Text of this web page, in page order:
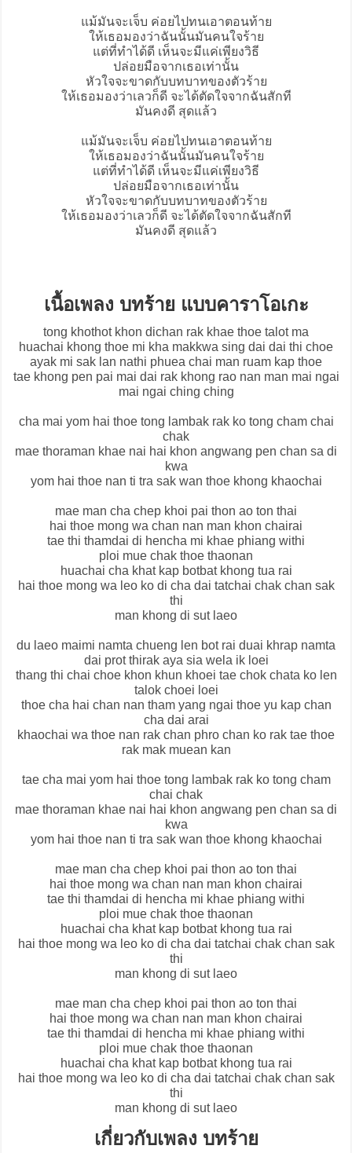
แม้มันจะเจ็บ ค่อยไปทนเอาตอนท้าย
ให้เธอมองว่าฉันนั้นมันคนใจร้าย
แต่ที่ทำได้ดี เห็นจะมีแค่เพียงวิธี
ปล่อยมือจากเธอเท่านั้น
หัวใจจะขาดกับบทบาทของตัวร้าย
ให้เธอมองว่าเลวก็ดี จะได้ตัดใจจากฉันสักที
มันคงดี สุดแล้ว
แม้มันจะเจ็บ ค่อยไปทนเอาตอนท้าย
ให้เธอมองว่าฉันนั้นมันคนใจร้าย
แต่ที่ทำได้ดี เห็นจะมีแค่เพียงวิธี
ปล่อยมือจากเธอเท่านั้น
หัวใจจะขาดกับบทบาทของตัวร้าย
ให้เธอมองว่าเลวก็ดี จะได้ตัดใจจากฉันสักที
มันคงดี สุดแล้ว
เนื้อเพลง บทร้าย แบบคาราโอเกะ
tong khothot khon dichan rak khae thoe talot ma
huachai khong thoe mi kha makkwa sing dai dai thi choe
ayak mi sak lan nathi phuea chai man ruam kap thoe
tae khong pen pai mai dai rak khong rao nan man mai ngai
mai ngai ching ching
cha mai yom hai thoe tong lambak rak ko tong cham chai
chak
mae thoraman khae nai hai khon angwang pen chan sa di
kwa
yom hai thoe nan ti tra sak wan thoe khong khaochai
mae man cha chep khoi pai thon ao ton thai
hai thoe mong wa chan nan man khon chairai
tae thi thamdai di hencha mi khae phiang withi
ploi mue chak thoe thaonan
huachai cha khat kap botbat khong tua rai
hai thoe mong wa leo ko di cha dai tatchai chak chan sak
thi
man khong di sut laeo
du laeo maimi namta chueng len bot rai duai khrap namta
dai prot thirak aya sia wela ik loei
thang thi chai choe khon khun khoei tae chok chata ko len
talok choei loei
thoe cha hai chan nan tham yang ngai thoe yu kap chan
cha dai arai
khaochai wa thoe nan rak chan phro chan ko rak tae thoe
rak mak muean kan
tae cha mai yom hai thoe tong lambak rak ko tong cham
chai chak
mae thoraman khae nai hai khon angwang pen chan sa di
kwa
yom hai thoe nan ti tra sak wan thoe khong khaochai
mae man cha chep khoi pai thon ao ton thai
hai thoe mong wa chan nan man khon chairai
tae thi thamdai di hencha mi khae phiang withi
ploi mue chak thoe thaonan
huachai cha khat kap botbat khong tua rai
hai thoe mong wa leo ko di cha dai tatchai chak chan sak
thi
man khong di sut laeo
mae man cha chep khoi pai thon ao ton thai
hai thoe mong wa chan nan man khon chairai
tae thi thamdai di hencha mi khae phiang withi
ploi mue chak thoe thaonan
huachai cha khat kap botbat khong tua rai
hai thoe mong wa leo ko di cha dai tatchai chak chan sak
thi
man khong di sut laeo
เกี่ยวกับเพลง บทร้าย